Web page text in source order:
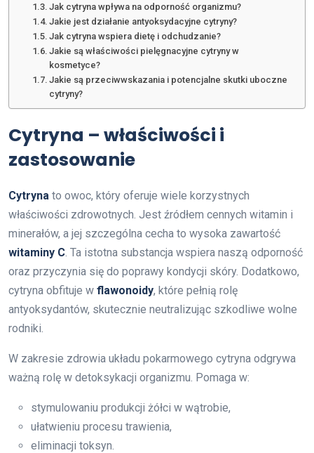
Jak cytryna wpływa na odporność organizmu?
Jakie jest działanie antyoksydacyjne cytryny?
Jak cytryna wspiera dietę i odchudzanie?
Jakie są właściwości pielęgnacyjne cytryny w
kosmetyce?
Jakie są przeciwwskazania i potencjalne skutki uboczne
cytryny?
Cytryna – właściwości i
zastosowanie
Cytryna to owoc, który oferuje wiele korzystnych
właściwości zdrowotnych. Jest źródłem cennych witamin i
minerałów, a jej szczególna cecha to wysoka zawartość
witaminy C . Ta istotna substancja wspiera naszą odporność
oraz przyczynia się do poprawy kondycji skóry. Dodatkowo,
cytryna obfituje w flawonoidy, które pełnią rolę
antyoksydantów, skutecznie neutralizując szkodliwe wolne
rodniki.
W zakresie zdrowia układu pokarmowego cytryna odgrywa
ważną rolę w detoksykacji organizmu. Pomaga w:
stymulowaniu produkcji żółci w wątrobie,
ułatwieniu procesu trawienia,
eliminacji toksyn.